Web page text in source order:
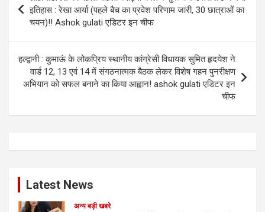
navigation
इतिहास : रेखा आर्या (पहले बैच का प्रवेश परिणाम जारी, 30 छात्राओं का
चयन)!! Ashok gulati एडिटर इन चीफ
हल्द्वानी : कुमाऊं के लोकप्रिय स्थानीय कांग्रेसी विधायक सुमित हृदयेश ने
वार्ड 12, 13 एवं 14 में संगठनात्मक बैठक लेकर विशेष गहन पुनरीक्षण
अभियान को सफल बनाने का किया आह्वान! ashok gulati एडिटर इन
चीफ
Latest News
अन्य बड़ी खबरे